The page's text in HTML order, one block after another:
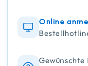
Online
Gewünschte